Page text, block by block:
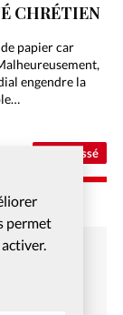
permet
Non classé
CHRÉTIEN
papier car
engendre la